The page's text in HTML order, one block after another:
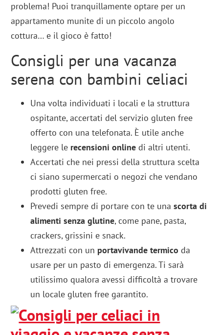
problema! Puoi tranquillamente optare per un
appartamento munite di un piccolo angolo
cottura… e il gioco è fatto!
Consigli per una vacanza
serena con bambini celiaci
Una volta individuati i locali e la struttura
ospitante, accertati del servizio gluten free
offerto con una telefonata. È utile anche
leggere le recensioni online di altri utenti.
Accertati che nei pressi della struttura scelta
ci siano supermercati o negozi che vendano
prodotti gluten free.
Prevedi sempre di portare con te unascorta di
alimenti senza glutine, come pane, pasta,
crackers, grissini e snack.
Attrezzati con un portavivande termico da
usare per un pasto di emergenza. Ti sarà
utilissimo qualora avessi difficoltà a trovare
un locale gluten free garantito.